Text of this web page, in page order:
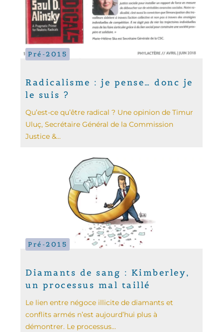
Pré-2015
Radicalisme : je pense… donc je
le suis ?
Qu’est-ce qu’être radical ? Une opinion de Timur
Uluç, Secrétaire Général de la Commission
Justice &...
Pré-2015
Diamants de sang : Kimberley,
un processus mal taillé
Le lien entre négoce illicite de diamants et
conflits armés n’est aujourd’hui plus à
démontrer. Le processus...